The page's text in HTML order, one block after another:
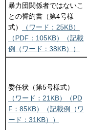
暴力団関係者ではないこ
との誓約書（第4号様
式）
（ワード：25KB）
（PDF：105KB）
（記載
例（ワード：38KB））
委任状（第5号様式）
（ワード：21KB）
（PD
F：85KB）
（記載例（ワ
ード：31KB））